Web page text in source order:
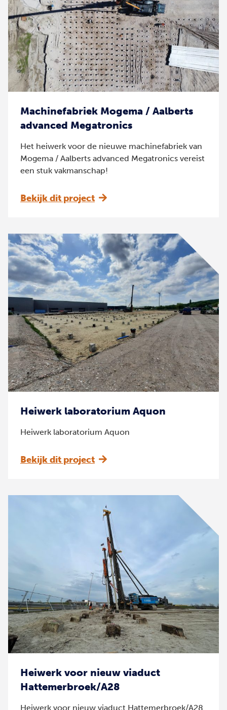
Machinefabriek Mogema / Aalberts
advanced Megatronics
Het heiwerk voor de nieuwe machinefabriek van
Mogema / Aalberts advanced Megatronics vereist
een stuk vakmanschap!
Bekijk dit project
Heiwerk laboratorium Aquon
Heiwerk laboratorium Aquon
Bekijk dit project
Heiwerk voor nieuw viaduct
Hattemerbroek/A28
Heiwerk voor nieuw viaduct Hattemerbroek/A28